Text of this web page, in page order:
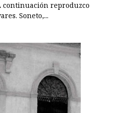
continuación reproduzco
Soneto,...